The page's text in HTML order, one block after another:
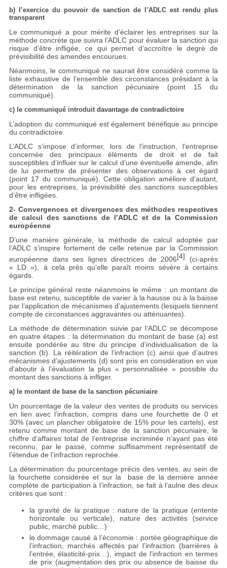
b) l’exercice du pouvoir de sanction de l’ADLC est rendu plus
transparent
Le communiqué a pour mérite d’éclairer les entreprises sur la
méthode concrète que suivra l’ADLC pour évaluer la sanction qui
risque d’être infligée, ce qui permet d’accroître le degré de
prévisibilité des amendes encourues.
Néanmoins, le communiqué ne saurait être considéré comme la
liste exhaustive de l’ensemble des circonstances présidant à la
détermination de la sanction pécuniaire (point 15 du
communiqué).
c) le communiqué introduit davantage de contradictoire
L’adoption du communiqué est également bénéfique au principe
du contradictoire.
L’ADLC s’impose d’informer, lors de l’instruction, l’entreprise
concernée des principaux éléments de droit et de fait
susceptibles d’influer sur le calcul d’une éventuelle amende, afin
de lui permettre de présenter des observations à cet égard
(point 17 du communiqué). Cette obligation améliore d’autant,
pour les entreprises, la prévisibilité des sanctions susceptibles
d’être infligées.
2- Convergences et divergences des méthodes respectives
de calcul des sanctions de l’ADLC et de la Commission
européenne
D’une manière générale, la méthode de calcul adoptée par
l’ADLC s’inspire fortement de celle retenue par la Commission
européenne dans ses lignes directrices de 2006[4] (ci-après
« LD »), à cela près qu’elle paraît moins sévère à certains
égards.
Le principe général reste néanmoins le même : un montant de
base est retenu, susceptible de varier à la hausse ou à la baisse
par l’application de mécanismes d’ajustements (lesquels tiennent
compte de circonstances aggravantes ou atténuantes).
La méthode de détermination suivie par l’ADLC se décompose
en quatre étapes : la détermination du montant de base (a) est
ensuite pondérée au titre du principe d’individualisation de la
sanction (b). La réitération de l’infraction (c) ainsi que d’autres
mécanismes d’ajustements (d) sont pris en considération en vue
d’aboutir à l’évaluation la plus « personnalisée » possible du
montant des sanctions à infliger.
a) le montant de base de la sanction pécuniaire
Un pourcentage de la valeur des ventes de produits ou services
en lien avec l’infraction, compris dans une fourchette de 0 et
30% (avec un plancher obligatoire de 15% pour les cartels), est
retenu comme montant de base de la sanction pécuniaire, le
chiffre d’affaires total de l’entreprise incriminée n’ayant pas été
reconnu, par le passé, comme suffisamment représentatif de
l’étendue de l’infraction reprochée.
La détermination du pourcentage précis des ventes, au sein de
la fourchette considérée et sur la base de la dernière année
complète de participation à l’infraction, se fait à l’aulne des deux
critères que sont :
la gravité de la pratique : nature de la pratique (entente
horizontale ou verticale), nature des activités (service
public, marché public…)
le dommage causé à l’économie : portée géographique de
l’infraction, marchés affectés par l’infraction (barrières à
l’entrée, élasticité-prix…), impact de l’infraction en termes
de prix (augmentation des prix ou absence de baisse du